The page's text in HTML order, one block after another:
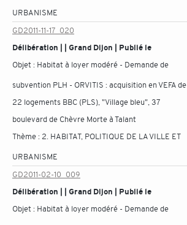
URBANISME
GD2011-11-17_020
Délibération | | Grand Dijon | Publié le
Objet : Habitat à loyer modéré - Demande de
subvention PLH - ORVITIS : acquisition en VEFA de
22 logements BBC (PLS), "Village bleu", 37
boulevard de Chèvre Morte à Talant
Thème : 2. HABITAT, POLITIQUE DE LA VILLE ET
URBANISME
GD2011-02-10_009
Délibération | | Grand Dijon | Publié le
Objet : Habitat à loyer modéré - Demande de